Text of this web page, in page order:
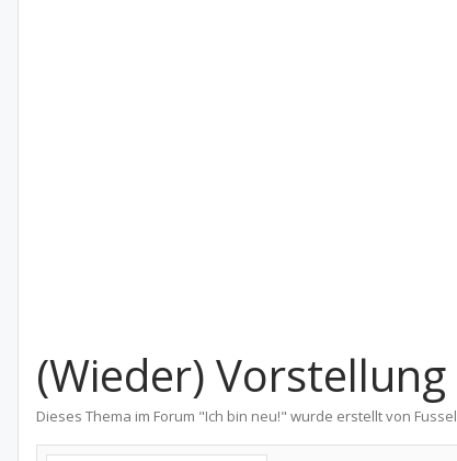
(Wieder) Vorstellung
Dieses Thema im Forum "Ich bin neu!" wurde erstellt von Fussel